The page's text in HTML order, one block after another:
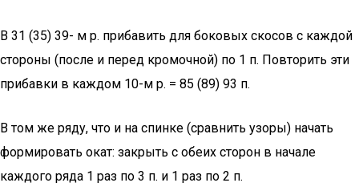
В 31 (35) 39- м р. прибавить для боковых скосов с каждой
стороны (после и перед кромочной) по 1 п. Повторить эти
прибавки в каждом 10-м р. = 85 (89) 93 п.
В том же ряду, что и на спинке (сравнить узоры) начать
формировать окат: закрыть с обеих сторон в начале
каждого ряда 1 раз по 3 п. и 1 раз по 2 п.